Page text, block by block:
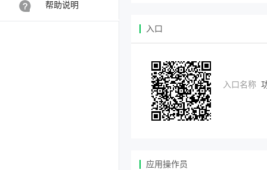
帮助说明
入口
入口名称
应用操作员